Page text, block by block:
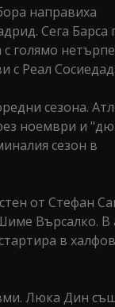
направиха
Сега Барса
голямо
с Реал Сосиедад.
сезона.
ноември и
сезон в
от Стефан
Върсалко. В
в
Люка Дин